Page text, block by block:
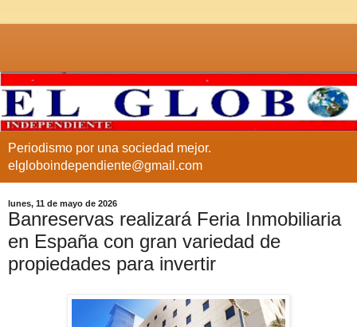
Periodismo por una sociedad mejor.
elgloboindependiente@gmail.com
lunes, 11 de mayo de 2026
Banreservas realizará Feria Inmobiliaria
en España con gran variedad de
propiedades para invertir